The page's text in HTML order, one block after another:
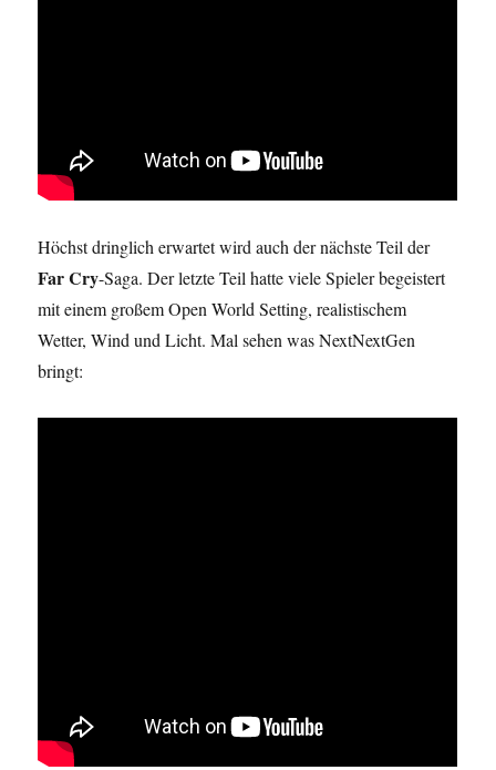
Höchst dringlich erwartet wird auch der nächste Teil der
Far Cry-Saga. Der letzte Teil hatte viele Spieler begeistert
mit einem großem Open World Setting, realistischem
Wetter, Wind und Licht. Mal sehen was NextNextGen
bringt: